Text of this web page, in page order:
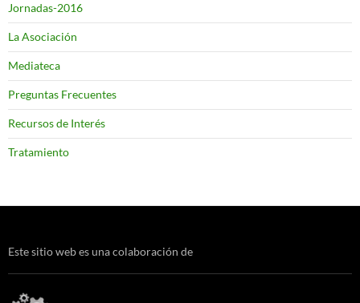
Jornadas-2016
La Asociación
Mediateca
Preguntas Frecuentes
Recursos de Interés
Tratamiento
Este sitio web es una colaboración de